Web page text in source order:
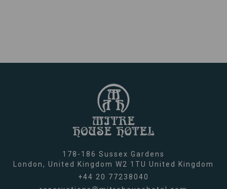
178-186 Sussex Gardens
London, United Kingdom W2 1TU United Kingdom
+44 20 77238040